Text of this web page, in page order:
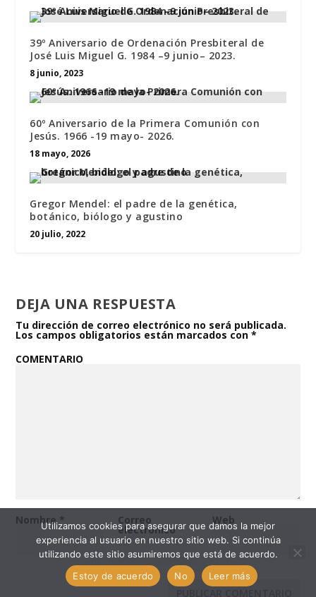
39º Aniversario de Ordenación Presbiteral de
José Luis Miguel G. 1984 –9 junio– 2023.
8 junio, 2023
60º Aniversario de la Primera Comunión con
Jesús. 1966 -19 mayo- 2026.
18 mayo, 2026
Gregor Mendel: el padre de la genética,
botánico, biólogo y agustino
20 julio, 2022
DEJA UNA RESPUESTA
Tu dirección de correo electrónico no será publicada.
Los campos obligatorios están marcados con*
COMENTARIO
Nombre * Correo
electrónico*
Web
Utilizamos cookies para asegurar que damos la mejor
experiencia al usuario en nuestro sitio web. Si continúa
utilizando este sitio asumiremos que está de acuerdo.
Estoy de acuerdo
No Leer más